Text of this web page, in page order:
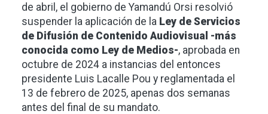
de abril, el gobierno de Yamandú Orsi resolvió
suspender la aplicación de la Ley de Servicios
de Difusión de Contenido Audiovisual -más
conocida como Ley de Medios-, aprobada en
octubre de 2024 a instancias del entonces
presidente Luis Lacalle Pou y reglamentada el
13 de febrero de 2025, apenas dos semanas
antes del final de su mandato.